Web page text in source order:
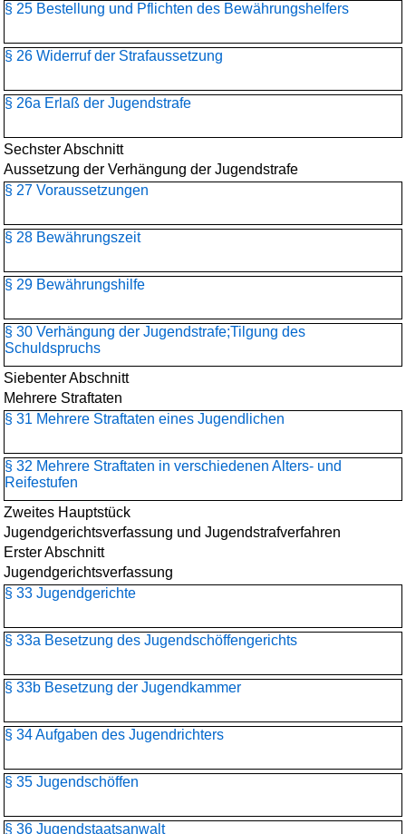
§ 25 Bestellung und Pflichten des Bewährungshelfers
§ 26 Widerruf der Strafaussetzung
§ 26a Erlaß der Jugendstrafe
Sechster Abschnitt
Aussetzung der Verhängung der Jugendstrafe
§ 27 Voraussetzungen
§ 28 Bewährungszeit
§ 29 Bewährungshilfe
§ 30 Verhängung der Jugendstrafe;Tilgung des
Schuldspruchs
Siebenter Abschnitt
Mehrere Straftaten
§ 31 Mehrere Straftaten eines Jugendlichen
§ 32 Mehrere Straftaten in verschiedenen Alters- und
Reifestufen
Zweites Hauptstück
Jugendgerichtsverfassung und Jugendstrafverfahren
Erster Abschnitt
Jugendgerichtsverfassung
§ 33 Jugendgerichte
§ 33a Besetzung des Jugendschöffengerichts
§ 33b Besetzung der Jugendkammer
§ 34 Aufgaben des Jugendrichters
§ 35 Jugendschöffen
§ 36 Jugendstaatsanwalt